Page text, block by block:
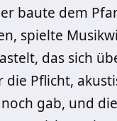
baute dem
spielte
das sich
Pflich­t,
gab, und